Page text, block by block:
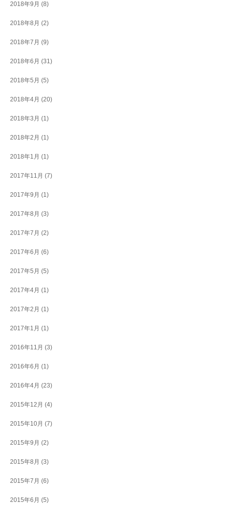
2018年9月 (8)
2018年8月 (2)
2018年7月 (9)
2018年6月 (31)
2018年5月 (5)
2018年4月 (20)
2018年3月 (1)
2018年2月 (1)
2018年1月 (1)
2017年11月 (7)
2017年9月 (1)
2017年8月 (3)
2017年7月 (2)
2017年6月 (6)
2017年5月 (5)
2017年4月 (1)
2017年2月 (1)
2017年1月 (1)
2016年11月 (3)
2016年6月 (1)
2016年4月 (23)
2015年12月 (4)
2015年10月 (7)
2015年9月 (2)
2015年8月 (3)
2015年7月 (6)
2015年6月 (5)